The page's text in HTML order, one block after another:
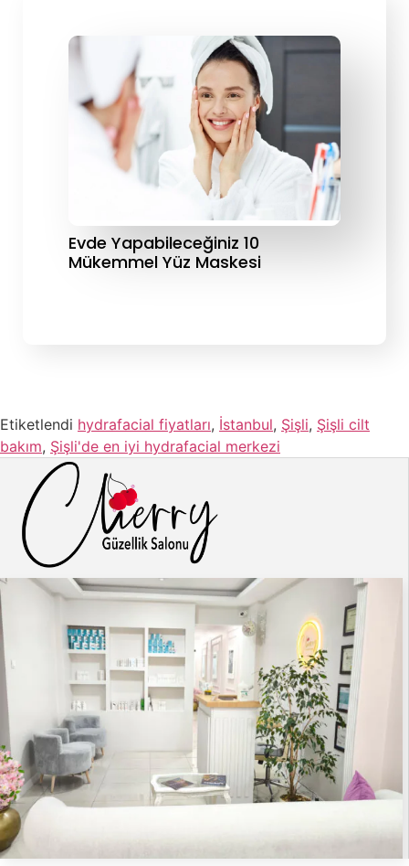
Evde Yapabileceğiniz 10
Mükemmel Yüz Maskesi
Etiketlendi hydrafacial fiyatları, İstanbul, Şişli, Şişli cilt
bakım, Şişli'de en iyi hydrafacial merkezi